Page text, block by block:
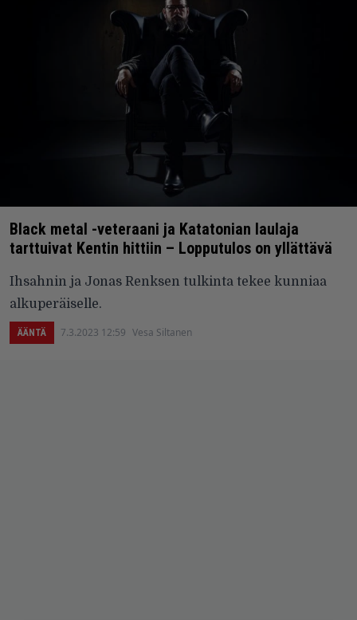
Black metal -veteraani ja Katatonian laulaja
tarttuivat Kentin hittiin – Lopputulos on yllättävä
Ihsahnin ja Jonas Renksen tulkinta tekee kunniaa
alkuperäiselle.
ÄÄNTÄ 7.3.2023 12:59 Vesa Siltanen